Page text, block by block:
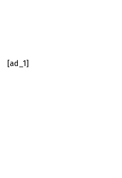
[ad_1]